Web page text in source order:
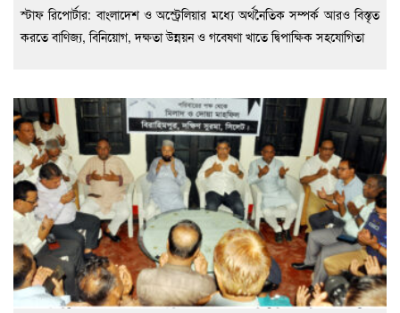
স্টাফ রিপোর্টার: বাংলাদেশ ও অস্ট্রেলিয়ার মধ্যে অর্থনৈতিক সম্পর্ক আরও বিস্তৃত
করতে বাণিজ্য, বিনিয়োগ, দক্ষতা উন্নয়ন ও গবেষণা খাতে দ্বিপাক্ষিক সহযোগিতা